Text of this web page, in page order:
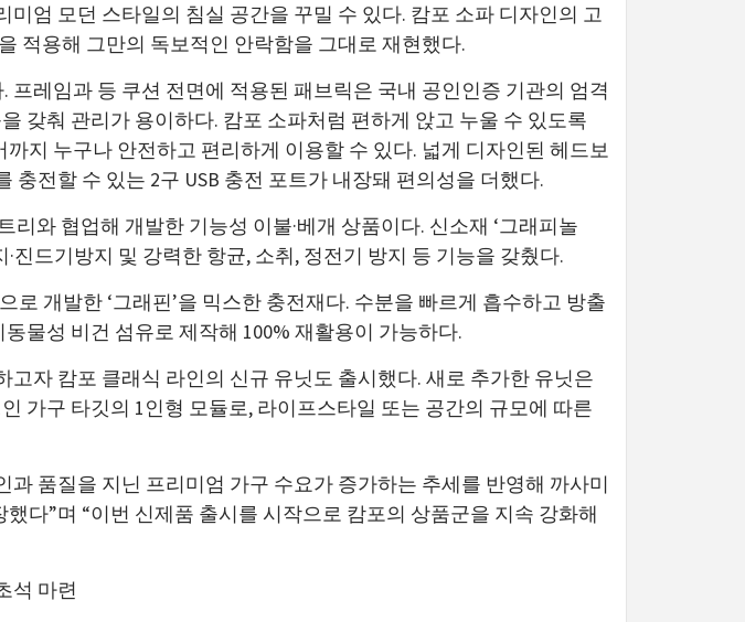
엄 모던 스타일의 침실 공간을 꾸밀 수 있다. 캄포 소파 디자인의 고
적용해 그만의 독보적인 안락함을 그대로 재현했다.
레임과 등 쿠션 전면에 적용된 패브릭은 국내 공인인증 기관의 엄격
갖춰 관리가 용이하다. 캄포 소파처럼 편하게 앉고 누울 수 있도록
지 누구나 안전하고 편리하게 이용할 수 있다. 넓게 디자인된 헤드보
전할 수 있는 2구 USB 충전 포트가 내장돼 편의성을 더했다.
와 협업해 개발한 기능성 이불·베개 상품이다. 신소재 ‘그래피놀
진드기방지 및 강력한 항균, 소취, 정전기 방지 등 기능을 갖췄다.
로 개발한 ‘그래핀’을 믹스한 충전재다. 수분을 빠르게 흡수하고 방출
물성 비건 섬유로 제작해 100% 재활용이 가능하다.
자 캄포 클래식 라인의 신규 유닛도 출시했다. 새로 추가한 유닛은
가구 타깃의 1인형 모듈로, 라이프스타일 또는 공간의 규모에 따른
품질을 지닌 프리미엄 가구 수요가 증가하는 추세를 반영해 까사미
다”며 “이번 신제품 출시를 시작으로 캄포의 상품군을 지속 강화해
석 마련